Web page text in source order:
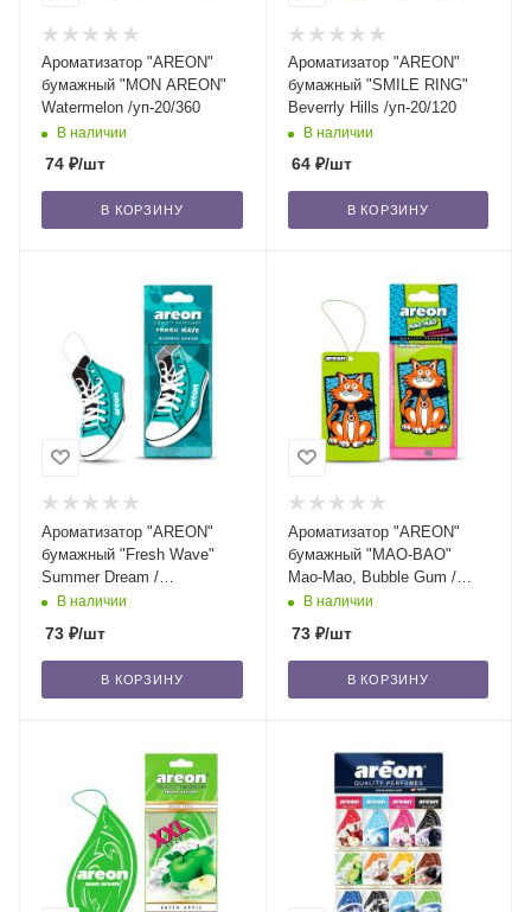
Ароматизатор "AREON"
бумажный "MON AREON"
Watermelon /уп-20/360
В наличии
74 ₽/шт
В КОРЗИНУ
Ароматизатор "AREON"
бумажный "SMILE RING"
Beverrly Hills /уп-20/120
В наличии
64₽/шт
В КОРЗИНУ
Ароматизатор "AREON"
бумажный "Fresh Wave"
Summer Dream /
уп-20/120/360
В наличии
73 ₽/шт
В КОРЗИНУ
Ароматизатор "AREON"
бумажный "MAO-BAO"
Mao-Mao, Bubble Gum /
уп-20/360
В наличии
73₽/шт
В КОРЗИНУ